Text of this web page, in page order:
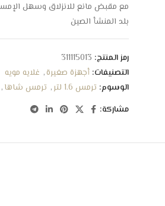
مع مقبض مانع للانزلاق وسهل
بلد المنشأ الصين
رمز المنتج: 311115013
التصنيفات: أجهزة صغيرة, غلايه مويه
الوسوم: ترمس 1.6 لتر , ترمس شاها,
مشاركة: